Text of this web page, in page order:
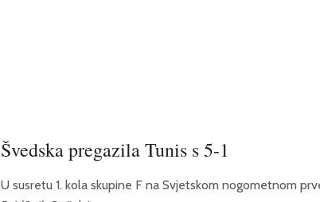
Švedska pregazila Tunis s 5-1
U susretu 1. kola skupine F na Svjetskom nogometnom